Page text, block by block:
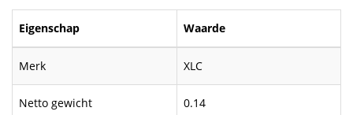
Eigenschap Waarde
Merk XLC
Netto gewicht 0.14